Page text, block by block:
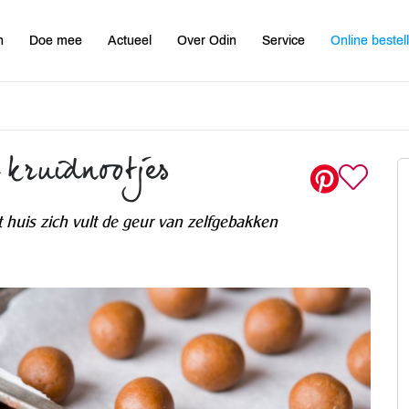
Doe mee Actueel Over Odin Service Online
zich vult de geur van zelfgebakken